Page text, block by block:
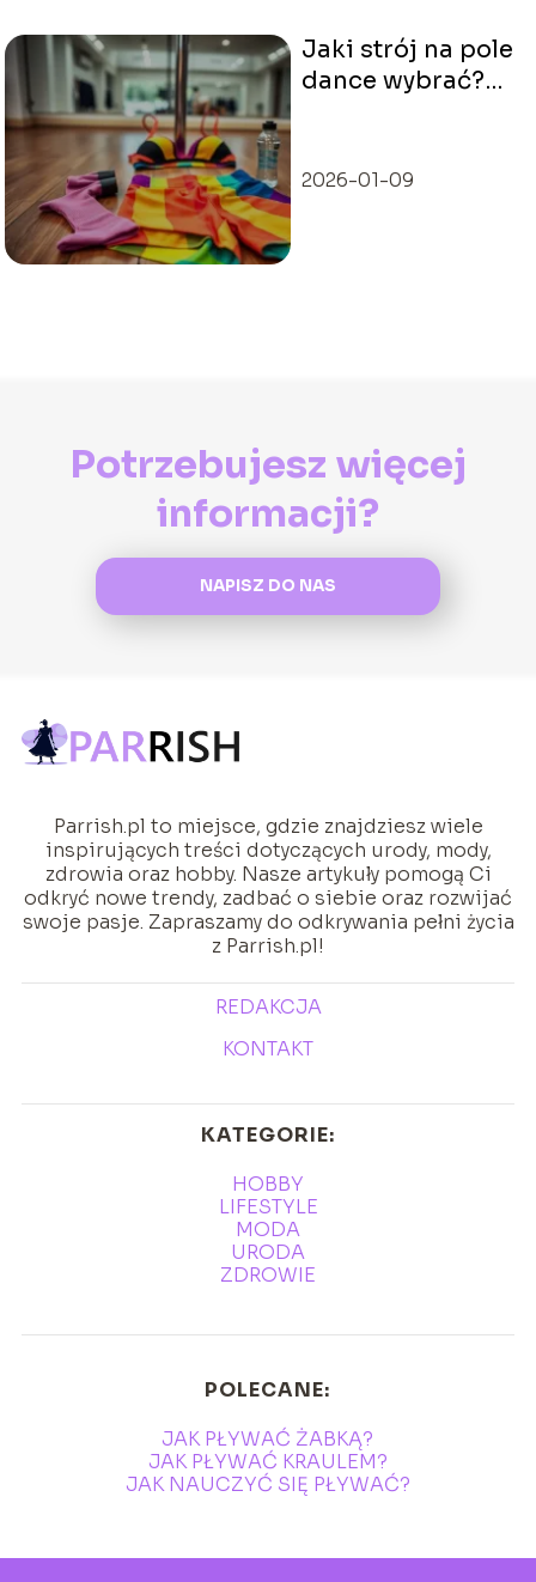
Jaki strój na pole
dance wybrać?
porady
2026-01-09
Potrzebujesz więcej
informacji?
NAPISZ DO NAS
Parrish.pl to miejsce, gdzie znajdziesz wiele
inspirujących treści dotyczących urody, mody,
zdrowia oraz hobby. Nasze artykuły pomogą Ci
odkryć nowe trendy, zadbać o siebie oraz rozwijać
swoje pasje. Zapraszamy do odkrywania pełni życia
z Parrish.pl!
REDAKCJA
KONTAKT
KATEGORIE:
HOBBY
LIFESTYLE
MODA
URODA
ZDROWIE
POLECANE:
JAK PŁYWAĆ ŻABKĄ?
JAK PŁYWAĆ KRAULEM?
JAK NAUCZYĆ SIĘ PŁYWAĆ?